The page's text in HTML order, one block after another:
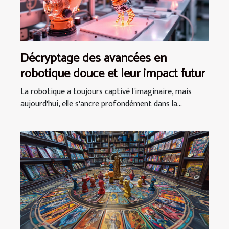
Décryptage des avancées en
robotique douce et leur impact futur
La robotique a toujours captivé l'imaginaire, mais
aujourd'hui, elle s'ancre profondément dans la...